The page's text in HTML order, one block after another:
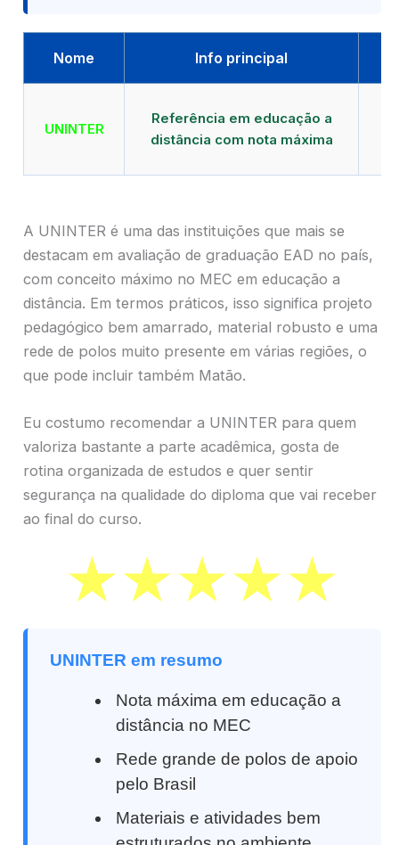
Nome Info principal
UNINTER
Referência em educação a
distância com nota máxima
A UNINTER é uma das instituições que mais se
destacam em avaliação de graduação EAD no país,
com conceito máximo no MEC em educação a
distância. Em termos práticos, isso significa projeto
pedagógico bem amarrado, material robusto e uma
rede de polos muito presente em várias regiões, o
que pode incluir também Matão.
Eu costumo recomendar a UNINTER para quem
valoriza bastante a parte acadêmica, gosta de
rotina organizada de estudos e quer sentir
segurança na qualidade do diploma que vai receber
ao final do curso.
UNINTER em resumo
Nota máxima em educação a
distância no MEC
Rede grande de polos de apoio
pelo Brasil
Materiais e atividades bem